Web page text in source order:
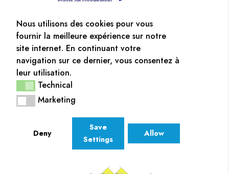
Nous utilisons des cookies pour vous
fournir la meilleure expérience sur notre
site internet. En continuant votre
navigation sur ce dernier, vous consentez à
leur utilisation.
TechnicalTechnical
MarketingMarketing
Deny
Save
Settings
Allow